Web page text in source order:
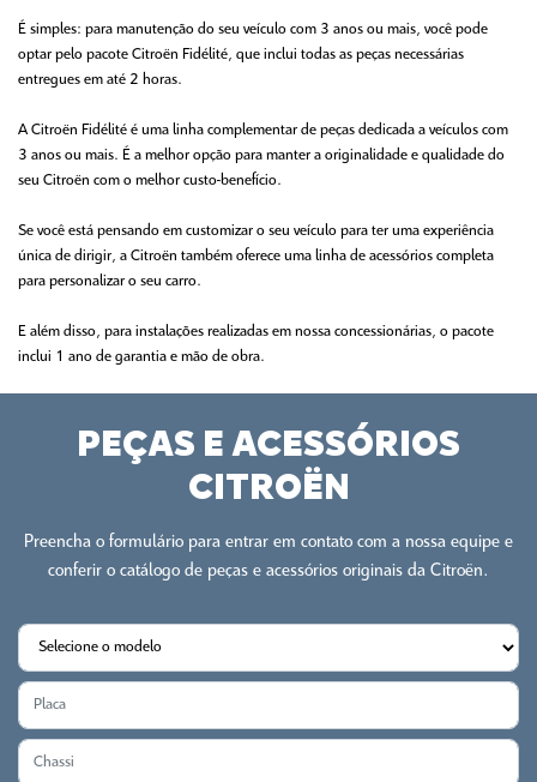
É simples: para manutenção do seu veículo com 3 anos ou mais, você pode
optar pelo pacote Citroën Fidélité, que inclui todas as peças necessárias
entregues em até 2 horas.
A Citroën Fidélité é uma linha complementar de peças dedicada a veículos com
3 anos ou mais. É a melhor opção para manter a originalidade e qualidade do
seu Citroën com o melhor custo-benefício.
Se você está pensando em customizar o seu veículo para ter uma experiência
única de dirigir, a Citroën também oferece uma linha de acessórios completa
para personalizar o seu carro.
E além disso, para instalações realizadas em nossa concessionárias, o pacote
inclui 1 ano de garantia e mão de obra.
PEÇAS E ACESSÓRIOS
CITROËN
Preencha o formulário para entrar em contato com a nossa equipe e
conferir o catálogo de peças e acessórios originais da Citroën.